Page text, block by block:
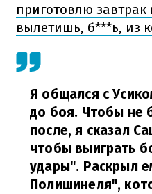
приготовлю завтрак
вылетишь, б***ь, из
Я общался с
до боя. Чтобы не
после, я сказал
чтобы выиграть
удары". Раскрыл
Полишинеля",